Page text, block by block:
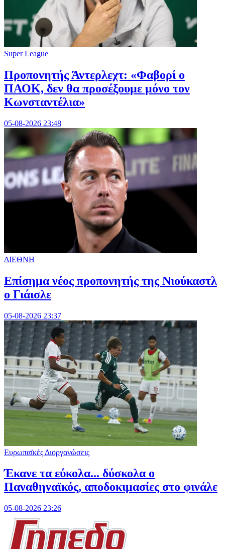
Super League
Προπονητής Άντερλεχτ: «Φαβορί ο
ΠΑΟΚ, δεν θα προσέξουμε μόνο τον
Κωνσταντέλια»
05-08-2026 23:48
ΔΙΕΘΝΗ
Επίσημα νέος προπονητής της Νιούκαστλ
ο Γιάισλε
05-08-2026 23:37
Ευρωπαϊκές Διοργανώσεις
Έκανε τα εύκολα... δύσκολα ο
Παναθηναϊκός, αποδοκιμασίες στο φινάλε
05-08-2026 23:26